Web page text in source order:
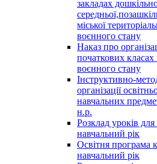
закладах
міської
воєнного стану
Наказ про
початкових
воєнного стану
Інструктивно-
організації
навчальних
н.р.
Розклад уроків
навчальний рік
Освітня програма
навчальний рік